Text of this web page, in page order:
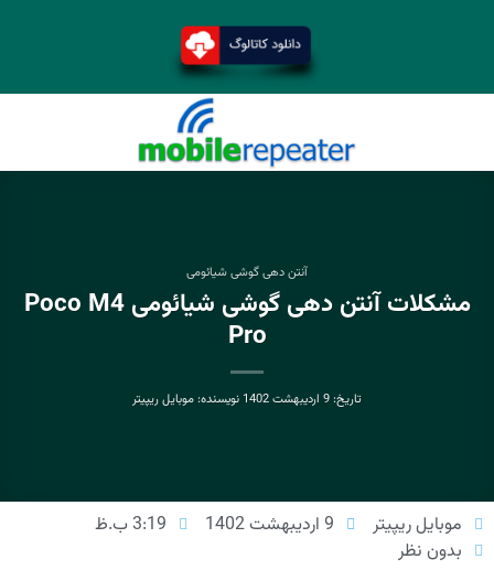
آنتن دهی گوشی شیائومی
مشکلات آنتن دهی گوشی شیائومی Poco M4
Pro
تاریخ:9 اردیبهشت 1402 نویسنده:موبایل ریپیتر
موبایل ریپیتر 9 اردیبهشت 1402
3:19 ب.ظ
بدون نظر